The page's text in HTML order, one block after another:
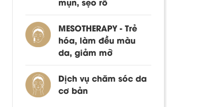
MESOTHERAPY - Trẻ
hóa, làm đều màu
da, giảm mỡ
Dịch vụ chăm sóc da
cơ bản